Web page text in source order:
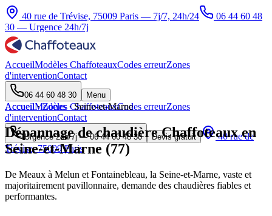
40 rue de Trévise, 75009 Paris — 7j/7, 24h/24
06 44 60 48
30 — Urgence 24h/7j
AccueilModèles ChaffoteauxCodes erreurZones
d'interventionContact
06 44 60 48 30 Menu
AccueilModèles ChaffoteauxCodes erreurZones
d'interventionContact
Urgence 24h/7j —06 44 60 48 30 Devis gratuit
40 rue de
Trévise, 75009 Paris
Accueil·Zones·Seine-et-Marne
Dépannage de chaudière Chaffoteaux en
Seine-et-Marne (77)
De Meaux à Melun et Fontainebleau, la Seine-et-Marne, vaste et
majoritairement pavillonnaire, demande des chaudières fiables et
performantes.